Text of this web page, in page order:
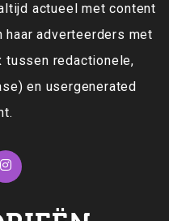
actueel met content
adverteerders met
tussen redactionele,
en usergenerated